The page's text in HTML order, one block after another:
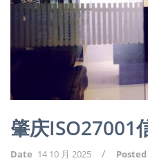
肇庆ISO27001
Date 14 10 月 2025 /